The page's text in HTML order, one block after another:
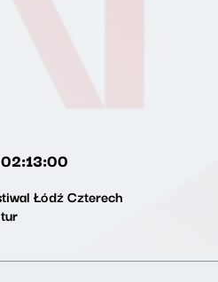
Łódź Czterech